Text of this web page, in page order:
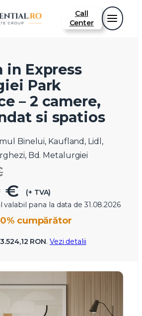
Call
Center
in Express
Park
– 2 camere,
si spatios
Binelui, Kaufland, Lidl,
Bd. Metalurgiei
€
(+ TVA)
pana la data de 31.08.2026
cumpărător
3.524,12 RON. Vezi detalii